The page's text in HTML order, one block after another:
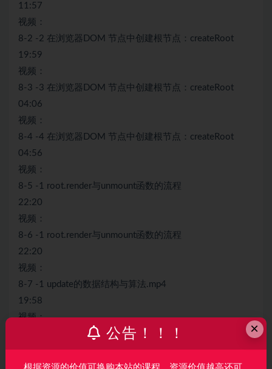
11:57
视频：
8-2 -2 在浏览器DOM 节点中创建根节点：createRoot
19:59
视频：
8-3 -3 在浏览器DOM 节点中创建根节点：createRoot
04:06
视频：
8-4 -4 在浏览器DOM 节点中创建根节点：createRoot
04:56
视频：
8-5 -1 root.render与unmount函数的流程
22:20
视频：
8-6 -1 root.render与unmount函数的流程
22:20
视频：
8-7 -1 update的数据结构与算法.mp4
19:58
视频：
8-8 -2update的数据结构与算法.mp4
21:54
视频：
×
公告！！！